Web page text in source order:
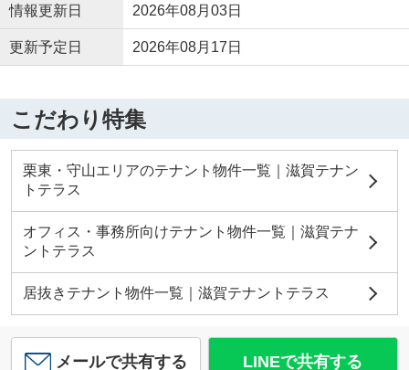
情報更新日 2026年08月03日
更新予定日 2026年08月17日
こだわり特集
栗東・守山エリアのテナント物件一覧｜滋賀テナン
トテラス
オフィス・事務所向けテナント物件一覧｜滋賀テナ
ントテラス
居抜きテナント物件一覧｜滋賀テナントテラス
メールで共有する LINEで共有する